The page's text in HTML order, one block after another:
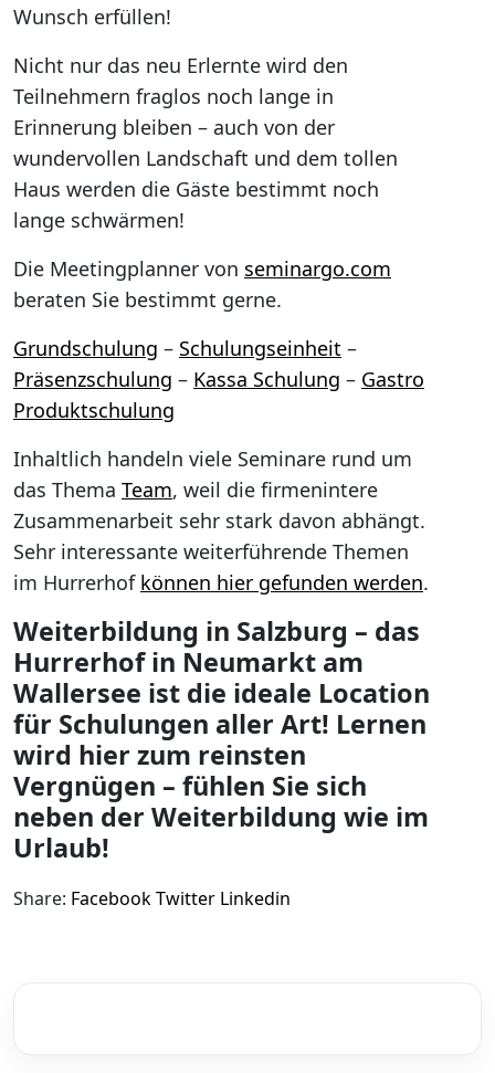
Wunsch erfüllen!
Nicht nur das neu Erlernte wird den
Teilnehmern fraglos noch lange in
Erinnerung bleiben – auch von der
wundervollen Landschaft und dem tollen
Haus werden die Gäste bestimmt noch
lange schwärmen!
Die Meetingplanner von seminargo.com
beraten Sie bestimmt gerne.
Grundschulung – Schulungseinheit –
Präsenzschulung – Kassa Schulung – Gastro
Produktschulung
Inhaltlich handeln viele Seminare rund um
das Thema Team, weil die firmenintere
Zusammenarbeit sehr stark davon abhängt.
Sehr interessante weiterführende Themen
im Hurrerhof können hier gefunden werden.
Weiterbildung in Salzburg – das
Hurrerhof in Neumarkt am
Wallersee ist die ideale Location
für Schulungen aller Art! Lernen
wird hier zum reinsten
Vergnügen – fühlen Sie sich
neben der Weiterbildung wie im
Urlaub!
Share: FacebookTwitter Linkedin